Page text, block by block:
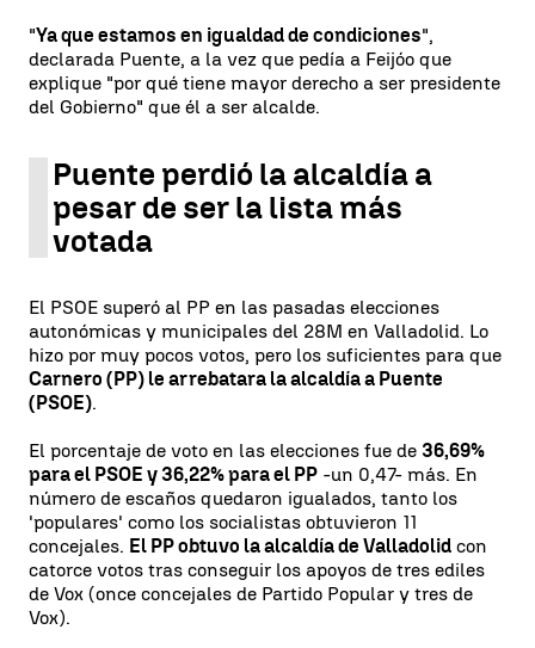
"Ya que estamos en igualdad de condiciones",
declarada Puente, a la vez que pedía a Feijóo que
explique "por qué tiene mayor derecho a ser presidente
del Gobierno" que él a ser alcalde.
Puente perdió la alcaldía a
pesar de ser la lista más
votada
El PSOE superó al PP en las pasadas elecciones
autonómicas y municipales del 28M en Valladolid. Lo
hizo por muy pocos votos, pero los suficientes para que
Carnero (PP) le arrebatara la alcaldía a Puente
(PSOE).
El porcentaje de voto en las elecciones fue de 36,69%
para el PSOE y 36,22% para el PP -un 0,47- más. En
número de escaños quedaron igualados, tanto los
'populares' como los socialistas obtuvieron 11
concejales. El PP obtuvo la alcaldía de Valladolid con
catorce votos tras conseguir los apoyos de tres ediles
de Vox (once concejales de Partido Popular y tres de
Vox).